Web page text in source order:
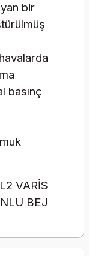
bir
basınç
VARİS
BEJ